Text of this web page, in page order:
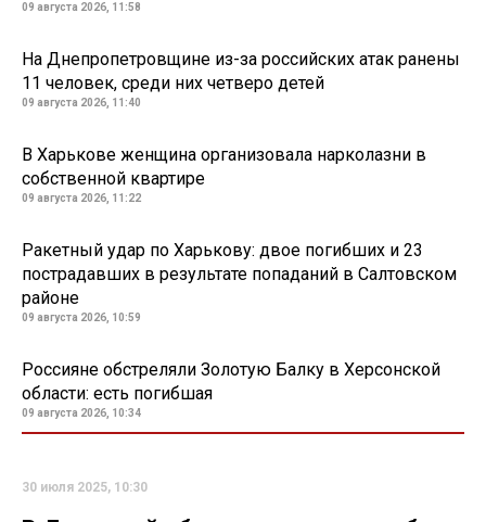
09 августа 2026, 11:58
На Днепропетровщине из-за российских атак ранены
11 человек, среди них четверо детей
09 августа 2026, 11:40
В Харькове женщина организовала нарколазни в
собственной квартире
09 августа 2026, 11:22
Ракетный удар по Харькову: двое погибших и 23
пострадавших в результате попаданий в Салтовском
районе
09 августа 2026, 10:59
Россияне обстреляли Золотую Балку в Херсонской
области: есть погибшая
09 августа 2026, 10:34
30 июля 2025, 10:30